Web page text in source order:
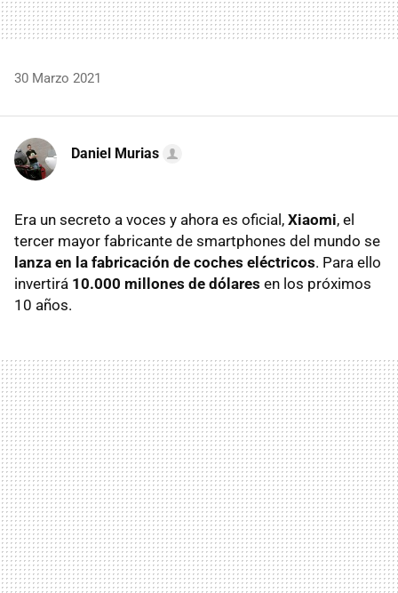
30 Marzo 2021
Daniel Murias
Era un secreto a voces y ahora es oficial, Xiaomi, el
tercer mayor fabricante de smartphones del mundo se
lanza en la fabricación de coches eléctricos. Para ello
invertirá 10.000 millones de dólares en los próximos
10 años.